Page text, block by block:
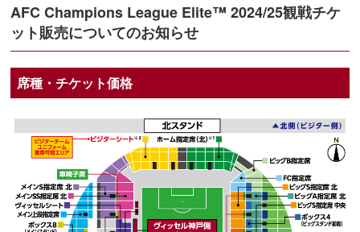
AFC Champions League Elite™ 2024/25観戦チケ
ット販売についてのお知らせ
席種・チケット価格